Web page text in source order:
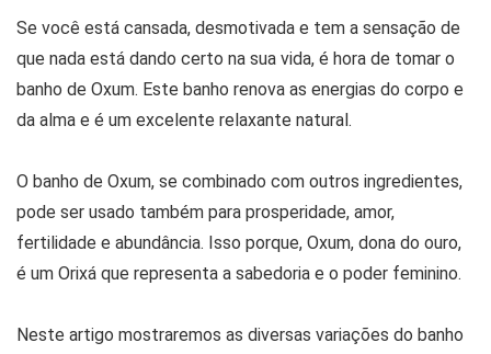
Se você está cansada, desmotivada e tem a sensação de
que nada está dando certo na sua vida, é hora de tomar o
banho de Oxum. Este banho renova as energias do corpo e
da alma e é um excelente relaxante natural.
O banho de Oxum, se combinado com outros ingredientes,
pode ser usado também para prosperidade, amor,
fertilidade e abundância. Isso porque, Oxum, dona do ouro,
é um Orixá que representa a sabedoria e o poder feminino.
Neste artigo mostraremos as diversas variações do banho